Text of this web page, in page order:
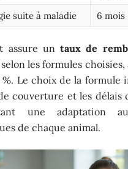
suite à maladie
6 mois
assure untaux de
les formules choisies,
%. Le choix de la formule
couverture et les délais
une adaptation
de chaque animal.